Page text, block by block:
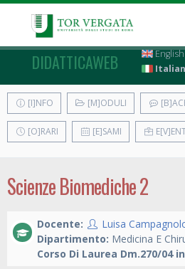
DIDATTICAWEB
English
[I]NFO [M]ODULI
[O]RARI [E]SAMI
Scienze Biomediche 2
Docente:
Luisa
Dipartimento: Medicina E
Corso Di Laurea Dm.270/04 in